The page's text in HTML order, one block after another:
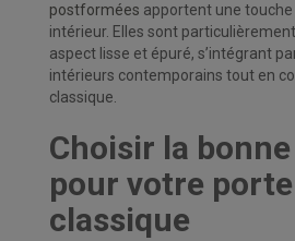
postformées apportent une touche
intérieur. Elles sont
aspect lisse et épuré, s’intégrant
intérieurs contemporains tout en
classique.
Choisir la
pour votre
classique